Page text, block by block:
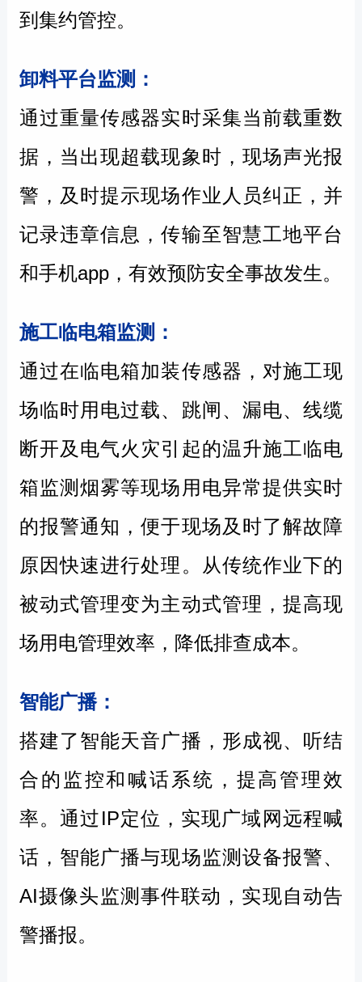
到集约管控。
卸料平台监测：
通过重量传感器实时采集当前载重数
据，当出现超载现象时，现场声光报
警，及时提示现场作业人员纠正，并
记录违章信息，传输至智慧工地平台
和手机app，有效预防安全事故发生。
施工临电箱监测：
通过在临电箱加装传感器，对施工现
场临时用电过载、跳闸、漏电、线缆
断开及电气火灾引起的温升施工临电
箱监测烟雾等现场用电异常提供实时
的报警通知，便于现场及时了解故障
原因快速进行处理。从传统作业下的
被动式管理变为主动式管理，提高现
场用电管理效率，降低排查成本。
智能广播：
搭建了智能天音广播，形成视、听结
合的监控和喊话系统，提高管理效
率。通过IP定位，实现广域网远程喊
话，智能广播与现场监测设备报警、
AI摄像头监测事件联动，实现自动告
警播报。